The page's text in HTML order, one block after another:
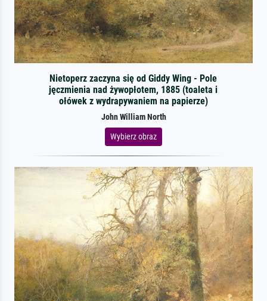
Nietoperz zaczyna się od Giddy Wing - Pole
jęczmienia nad żywopłotem, 1885 (toaleta i
ołówek z wydrapywaniem na papierze)
John William North
Wybierz obraz